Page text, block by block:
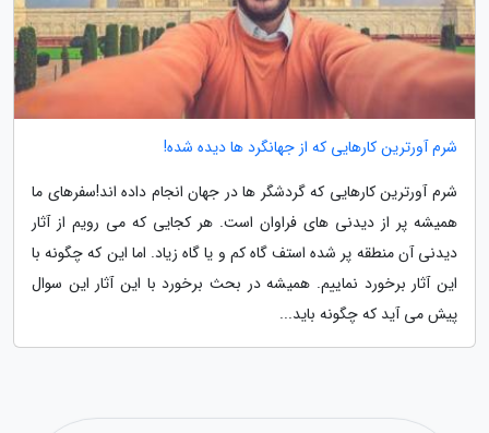
شرم آورترین کارهایی که از جهانگرد ها دیده شده!
شرم آورترین کارهایی که گردشگر ها در جهان انجام داده اند!سفرهای ما
همیشه پر از دیدنی های فراوان است. هر کجایی که می رویم از آثار
دیدنی آن منطقه پر شده استف گاه کم و یا گاه زیاد. اما این که چگونه با
این آثار برخورد نماییم. همیشه در بحث برخورد با این آثار این سوال
پیش می آید که چگونه باید...